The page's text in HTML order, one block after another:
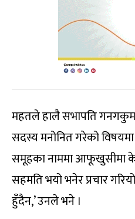
महतले हालै सभापति
सदस्य मनोनित गरेको
समूहका नाममा आफूखुसीमा
सहमति भयो भनेर प्रचार
हुँदैन,’ उनले भने ।